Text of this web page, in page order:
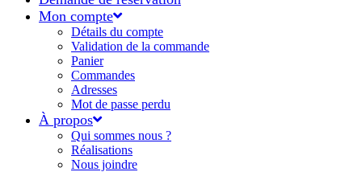
Mon compte
Détails du compte
Validation de la commande
Panier
Commandes
Adresses
Mot de passe perdu
À propos
Qui sommes nous ?
Réalisations
Nous joindre